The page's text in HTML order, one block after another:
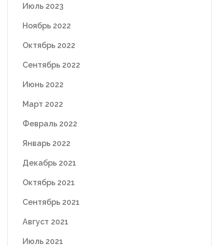
Июль 2023
Ноябрь 2022
Октябрь 2022
Сентябрь 2022
Июнь 2022
Март 2022
Февраль 2022
Январь 2022
Декабрь 2021
Октябрь 2021
Сентябрь 2021
Август 2021
Июль 2021